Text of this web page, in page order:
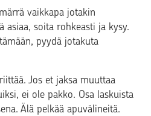
vaikkapa jotakin
asiaa, soita rohkeasti ja kysy.
pyydä jotakuta
Jos et jaksa muuttaa
ei ole pakko. Osa laskuista
Älä pelkää apuvälineitä.